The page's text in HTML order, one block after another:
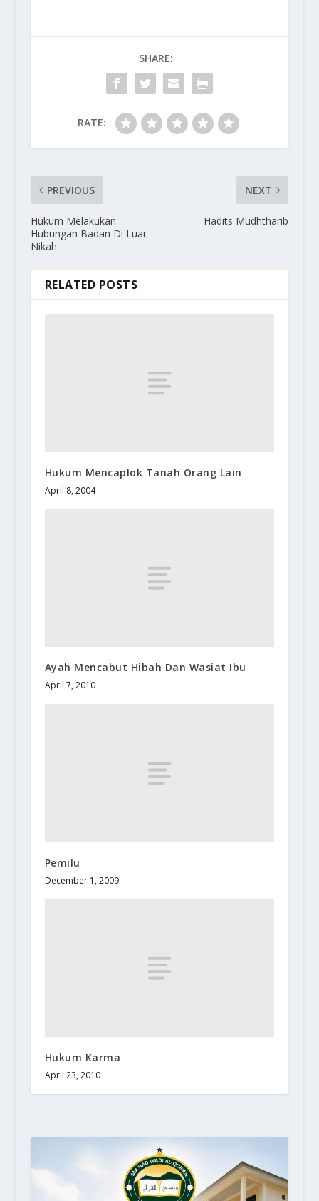
SHARE:
RATE:
PREVIOUS
Hukum Melakukan
Hubungan Badan Di Luar
Nikah
NEXT
Hadits Mudhtharib
RELATED POSTS
Hukum Mencaplok Tanah Orang Lain
April 8, 2004
Ayah Mencabut Hibah Dan Wasiat Ibu
April 7, 2010
Pemilu
December 1, 2009
Hukum Karma
April 23, 2010